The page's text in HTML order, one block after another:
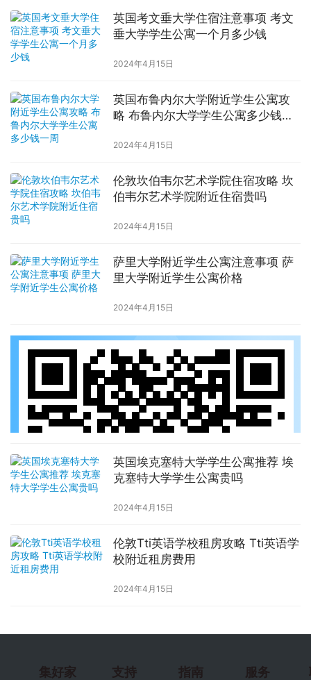
英国考文垂大学住宿注意事项 考文
垂大学学生公寓一个月多少钱
2024年4月15日
英国布鲁内尔大学附近学生公寓攻
略 布鲁内尔大学学生公寓多少钱一
2024年4月15日
伦敦坎伯韦尔艺术学院住宿攻略 坎
伯韦尔艺术学院附近住宿贵吗
2024年4月15日
萨里大学附近学生公寓注意事项 萨
里大学附近学生公寓价格
2024年4月15日
英国埃克塞特大学学生公寓推荐 埃
克塞特大学学生公寓贵吗
2024年4月15日
伦敦Tti英语学校租房攻略 Tti英语学
校附近租房费用
2024年4月15日
集好家 支持 指南 服务